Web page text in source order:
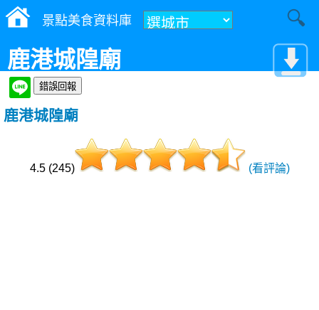
景點美食資料庫
鹿港城隍廟
鹿港城隍廟
4.5 (245) (看評論)